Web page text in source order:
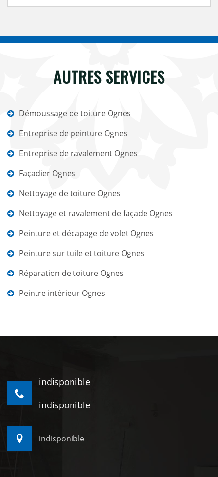
AUTRES SERVICES
Démoussage de toiture Ognes
Entreprise de peinture Ognes
Entreprise de ravalement Ognes
Façadier Ognes
Nettoyage de toiture Ognes
Nettoyage et ravalement de façade Ognes
Peinture et décapage de volet Ognes
Peinture sur tuile et toiture Ognes
Réparation de toiture Ognes
Peintre intérieur Ognes
indisponible
indisponible
indisponible